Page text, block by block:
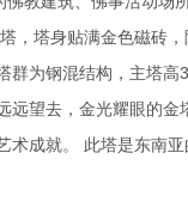
，塔身贴满金色磁砖
群为钢混结构，主塔
远望去，金光耀眼的
术成就。 此塔是东南